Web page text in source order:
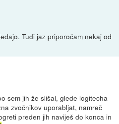
Tudi jaz priporočam nekaj od
sem jih že slišal, glede logitecha
zvočnikov uporabljat, namreč
preden jih naviješ do konca in